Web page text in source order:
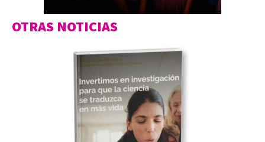
OTRAS NOTICIAS